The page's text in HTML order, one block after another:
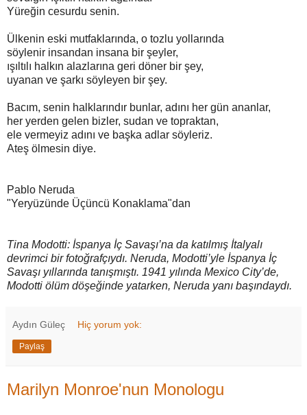
Yüreğin cesurdu senin.
Ülkenin eski mutfaklarında, o tozlu yollarında
söylenir insandan insana bir şeyler,
ışıltılı halkın alazlarına geri döner bir şey,
uyanan ve şarkı söyleyen bir şey.
Bacım, senin halklarındır bunlar, adını her gün ananlar,
her yerden gelen bizler, sudan ve topraktan,
ele vermeyiz adını ve başka adlar söyleriz.
Ateş ölmesin diye.
Pablo Neruda
"Yeryüzünde Üçüncü Konaklama"dan
Tina Modotti: İspanya İç Savaşı’na da katılmış İtalyalı
devrimci bir fotoğrafçıydı. Neruda, Modotti’yle İspanya İç
Savaşı yıllarında tanışmıştı. 1941 yılında Mexico City’de,
Modotti ölüm döşeğinde yatarken, Neruda yanı başındaydı.
Aydın Güleç Hiç yorum yok:
Paylaş
Marilyn Monroe'nun Monologu